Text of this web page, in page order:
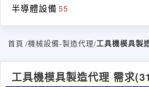
半導體設備 55
首頁 /機械設備-製造代理/工具機模具製
工具機模具製造代理 需求